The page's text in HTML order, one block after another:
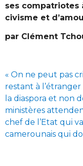
ses compatriotes
civisme et
par Clément
« On ne peut pas
restant à
la diaspora et non
ministères
chef de l’Etat qui
camerounais qui